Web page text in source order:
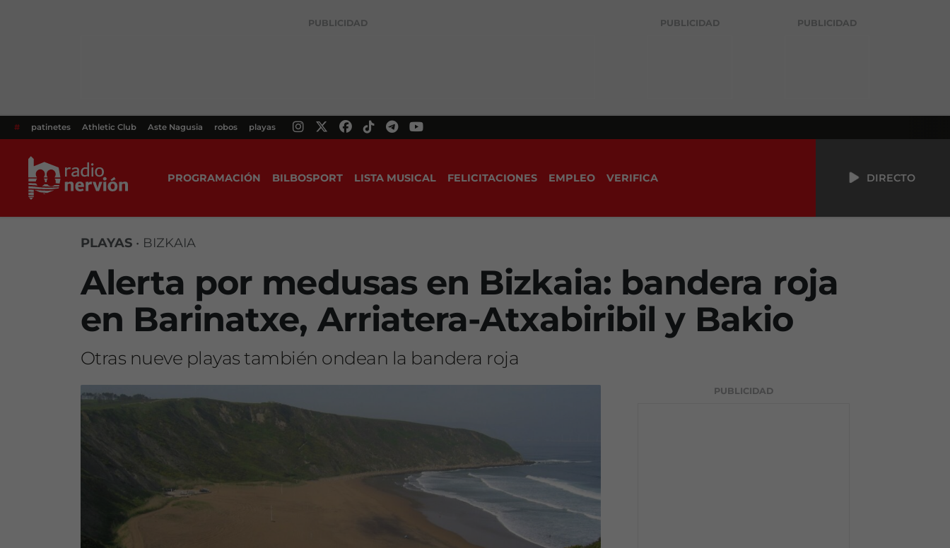
PUBLICIDAD PUBLICIDAD PUBLICIDAD
# patinetes Athletic Club Aste Nagusia robos playas
PROGRAMACIÓN BILBOSPORT LISTA MUSICAL FELICITACIONES EMPLEO VERIFICA DIRECTO
PLAYAS • BIZKAIA
Alerta por medusas en Bizkaia: bandera roja
en Barinatxe, Arriatera-Atxabiribil y Bakio
Otras nueve playas también ondean la bandera roja
PUBLICIDAD